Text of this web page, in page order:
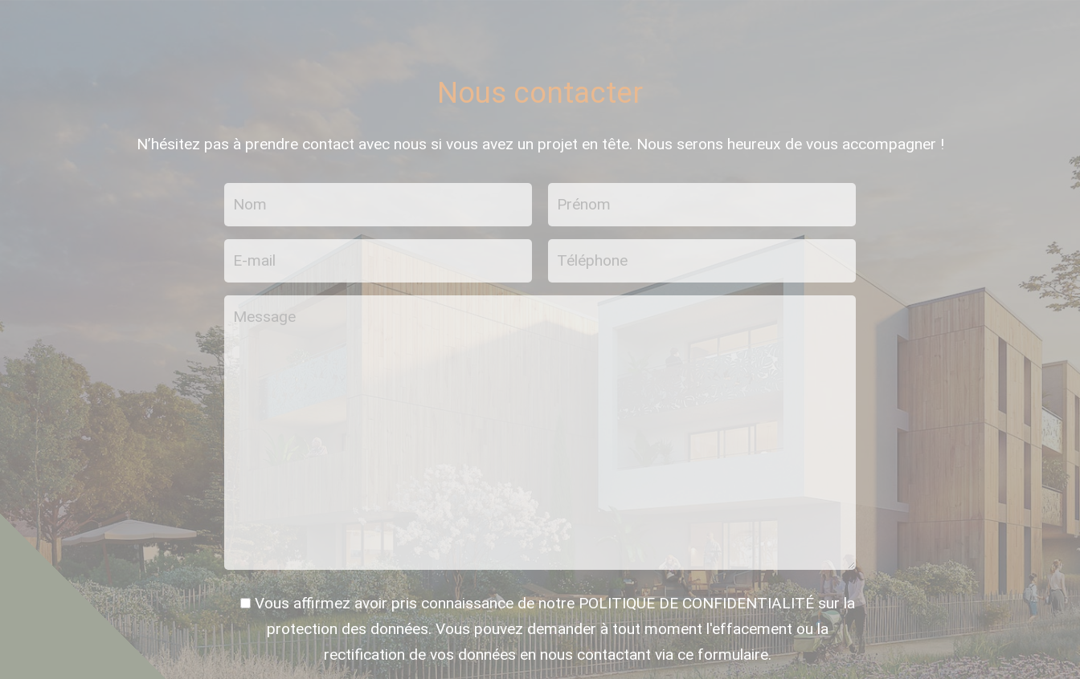
Nous contacter
N’hésitez pas à prendre contact avec nous si vous avez un projet en tête. Nous serons heureux de vous accompagner !
Vous affirmez avoir pris connaissance de notre POLITIQUE DE CONFIDENTIALITÉ sur la
protection des données. Vous pouvez demander à tout moment l'effacement ou la
rectification de vos données en nous contactant via ce formulaire.